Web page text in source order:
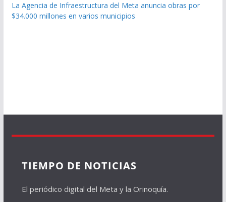
La Agencia de Infraestructura del Meta anuncia obras por
$34.000 millones en varios municipios
TIEMPO DE NOTICIAS
El periódico digital del Meta y la Orinoquía.